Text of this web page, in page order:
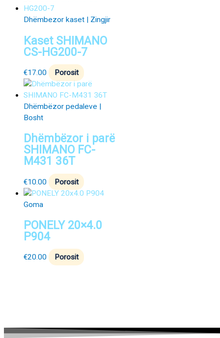
Dhëmbezor kaset | Zingjir
Kaset SHIMANO
CS-HG200-7
€17.00 Porosit
Dhëmbëzor pedaleve |
Bosht
Dhëmbëzor i parë
SHIMANO FC-
M431 36T
€10.00 Porosit
Goma
PONELY 20×4.0
P904
€20.00 Porosit